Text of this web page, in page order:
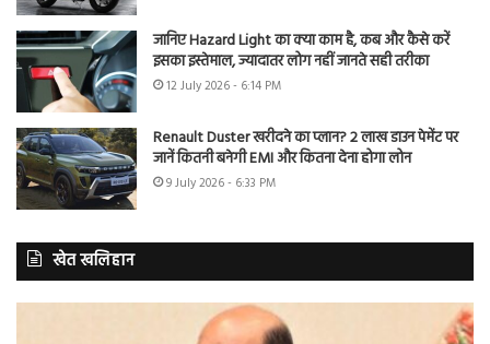
जानिए Hazard Light का क्या काम है, कब और कैसे करें
इसका इस्तेमाल, ज्यादातर लोग नहीं जानते सही तरीका
12 July 2026 - 6:14 PM
Renault Duster खरीदने का प्लान? 2 लाख डाउन पेमेंट पर
जानें कितनी बनेगी EMI और कितना देना होगा लोन
9 July 2026 - 6:33 PM
खेत खलिहान